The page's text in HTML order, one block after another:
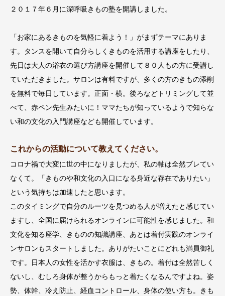
２０１７年６月に深呼吸きもの塾を開講しました。
「お家にあるきものを気軽に着よう！」がまずテーマにありま
す。タンスを開いて自分らしくきものを活用する講座をしたり、
先日は大人の浴衣の選び方講座を開催して８０人もの方に受講し
ていただきました。サロンは有料ですが、多くの方のきもの添削
を無料で毎日しています。正面・横。後ろなどトリミングして並
べて、赤ペン先生みたいに！ママたちが知っているようで知らな
い和の文化の入門講座なども開催しています。
これからの活動について教えてください。
コロナ禍で大変に世の中になりましたが、私の軸は全然ブレてい
なくて。「きものや和文化の入口になる身近な存在でありたい」
という気持ちは加速したと思います。
このタイミングで自分のルーツを見つめる人が増えたと感じてい
ますし、全国に届けられるオンラインに可能性を感じました。和
文化を知る座学、きものの知識講座、あとは着付実践のオンライ
ンサロンもスタートしました。ありがたいことにどれも満員御礼
です。日本人の女性を活かす衣服は、きもの。着付は全然苦しく
ないし、むしろ身体が整うからもっと着たくなるんですよね。姿
勢、体幹、冷え防止、経血コントロール、身体の使い方も。きも